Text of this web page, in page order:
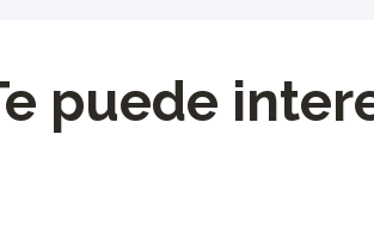
puede